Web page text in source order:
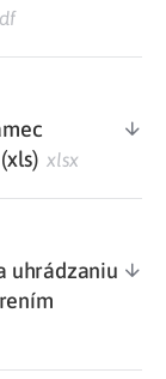
xlsx
uhrádzaniu